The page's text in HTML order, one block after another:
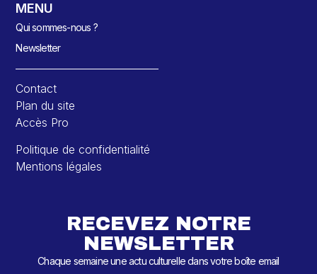
MENU
Qui sommes-nous ?
Newsletter
Contact
Plan du site
Accès Pro
Politique de confidentialité
Mentions légales
RECEVEZ NOTRE
NEWSLETTER
Chaque semaine une actu culturelle dans votre boîte email